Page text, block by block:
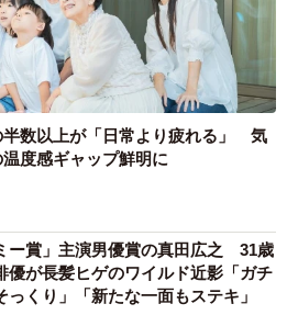
半数以上が「日常より疲れる」 気
度感ギャップ鮮明に
ー賞」主演男優賞の真田広之 31歳
優が長髪ヒゲのワイルド近影「ガチ
っくり」「新たな一面もステキ」